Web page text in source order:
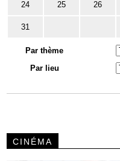
24 25 26
31
Par thème
Par lieu
CINÉMA